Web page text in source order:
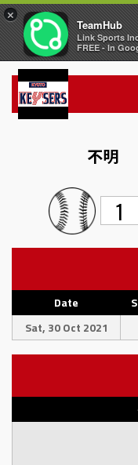
不明
1
Date
Sat, 30 Oct 2021
×
TeamHub
Link Sports
FREE - In